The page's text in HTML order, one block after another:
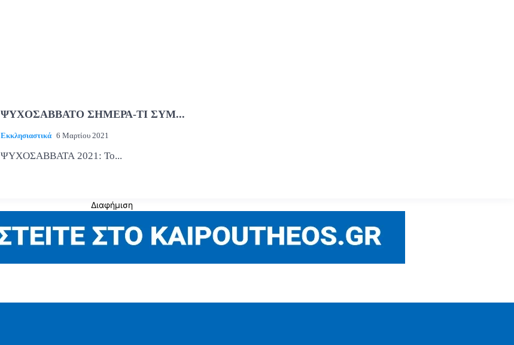
ΨΥΧΟΣΑΒΒΑΤΟ ΣΗΜΕΡΑ-ΤΙ ΣΥΜ...
Εκκλησιαστικά 6 Μαρτίου 2021
ΨΥΧΟΣΑΒΒΑΤΑ 2021: Το...
Διαφήμιση